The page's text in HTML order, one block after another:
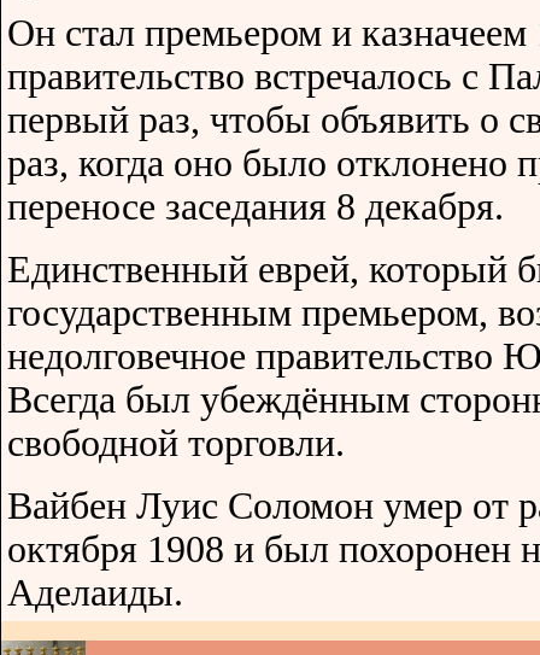
Он стал премьером и казначеем
правительство встречалось с
первый раз, чтобы объявить о
раз, когда оно было отклонено
переносе заседания 8 декабря.
Единственный еврей, который
государственным премьером,
недолговечное правительство
Всегда был убеждённым
свободной торговли.
Вайбен Луис Соломон умер от
октября 1908 и был похоронен
Аделаиды.